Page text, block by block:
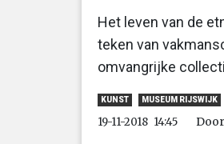
Het leven van de
teken van
omvangrijke
KUNST MUSEUM RIJSWIJK
19-11-2018 14:45 Door